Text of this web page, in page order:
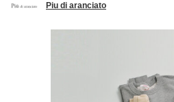
Piu di aranciato